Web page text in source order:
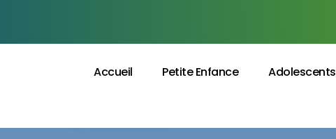
Accueil Petite Enfance Adolescents